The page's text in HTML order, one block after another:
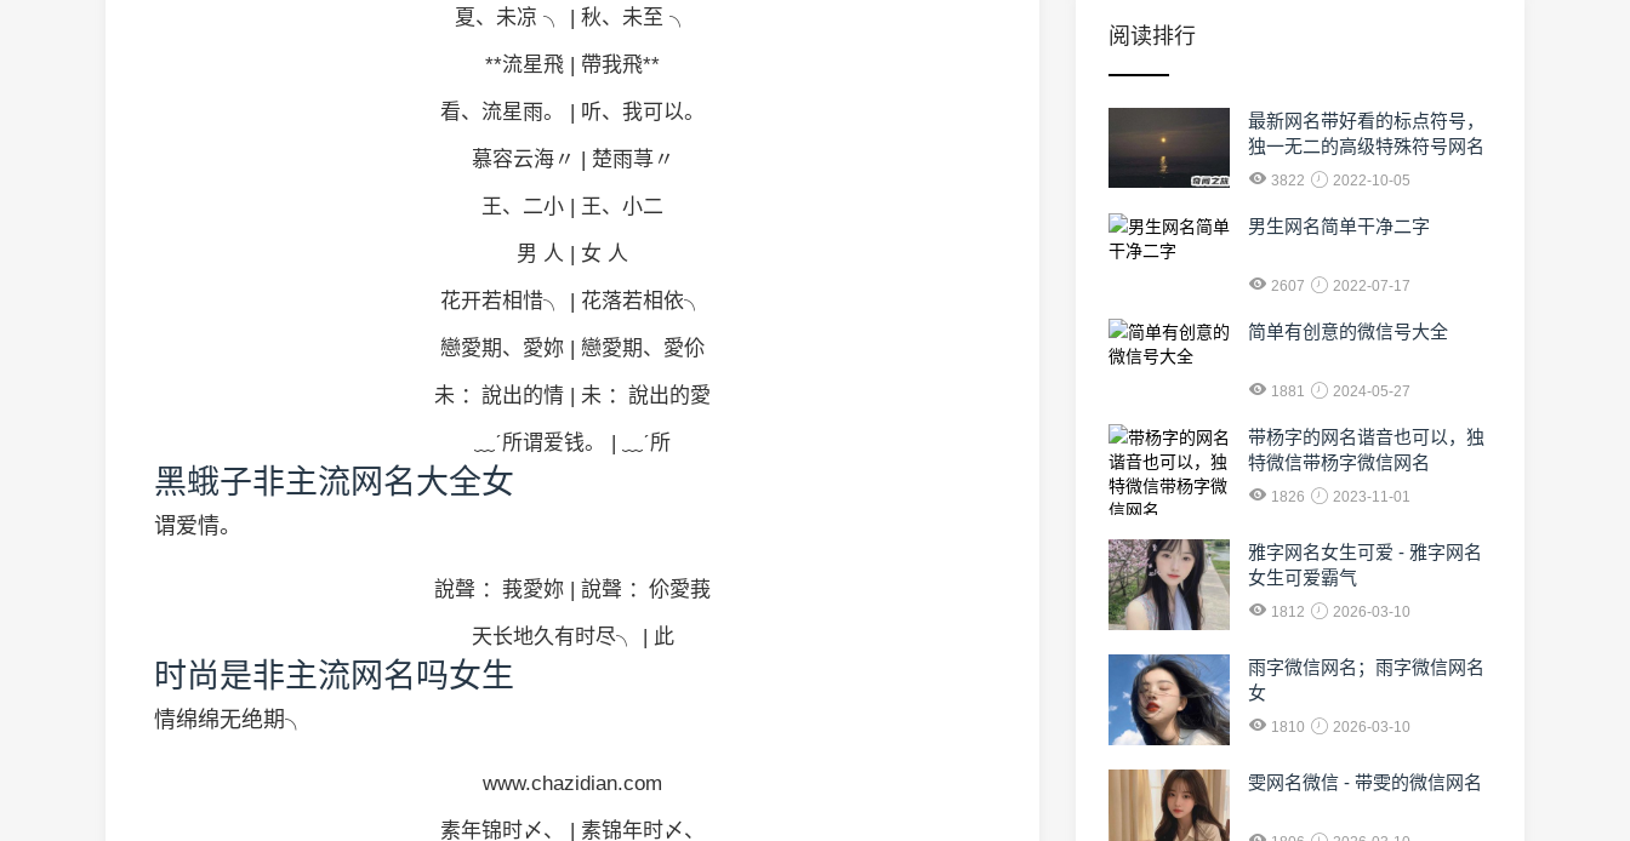
夏、未凉 ╮ | 秋、未至 ╮
**流星飛 | 帶我飛**
看、流星雨。 | 听、我可以。
慕容云海〃 | 楚雨荨〃
王、二小 | 王、小二
男 人 | 女 人
花开若相惜╮ | 花落若相依╮
戀愛期、愛妳 | 戀愛期、愛伱
未 ：說出的情 | 未 ：說出的愛
﹏ˊ所谓爱钱。 | ﹏ˊ所
黑蛾子非主流网名大全女
谓爱情。
說聲 ：莪愛妳 | 說聲 ：伱愛莪
天长地久有时尽╮ | 此
时尚是非主流网名吗女生
情绵绵无绝期╮
www.chazidian.com
素年锦时〆、 | 素锦年时〆、
阅读排行
最新网名带好看的标点符号，
独一无二的高级特殊符号网名
3822 2022-10-05
男生网名简单干净二字
2607 2022-07-17
简单有创意的微信号大全
1881 2024-05-27
​带杨字的网名谐音也可以，独
特微信带杨字微信网名
1826 2023-11-01
雅字网名女生可爱 - 雅字网名
女生可爱霸气
1812 2026-03-10
雨字微信网名；雨字微信网名
女
1810 2026-03-10
雯网名微信 - 带雯的微信网名